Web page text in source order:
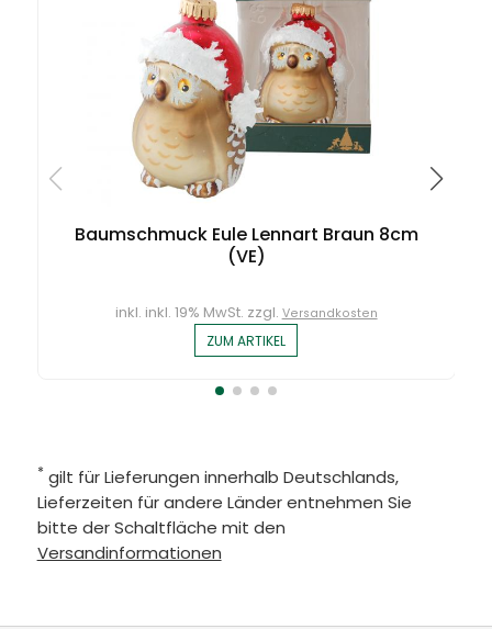
Baumschmuck Eule Lennart Braun 8cm
(VE)
inkl. inkl. 19% MwSt. zzgl. Versandkosten
ZUM ARTIKEL
* gilt für Lieferungen innerhalb Deutschlands,
Lieferzeiten für andere Länder entnehmen Sie
bitte der Schaltfläche mit den
Versandinformationen